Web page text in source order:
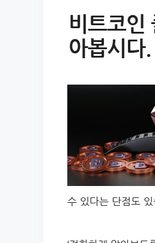
비트코인
아봅시다.
수 있다는 단점도 있